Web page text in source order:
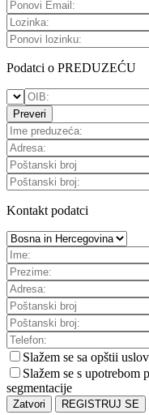
Podatci o PREDUZEĆU
Preveri
Kontakt podatci
Slažem se sa opštii
Slažem se s upotrebom
segmentacije
Zatvori REGISTRUJ SE